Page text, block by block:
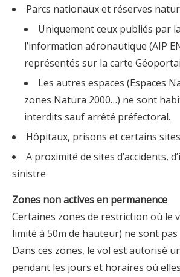
Parcs nationaux et réserves
Uniquement ceux publiés par
l’information aéronautique (AIP
représentés sur la carte
Les autres espaces (Espaces
zones Natura 2000…) ne sont
interdits sauf arrêté préfectoral.
Hôpitaux, prisons et certains
A proximité de sites d’accidents,
sinistre
Zones non actives en permanence
Certaines zones de restriction où le
limité à 50m de hauteur) ne sont
Dans ces zones, le vol est autorisé
pendant les jours et horaires où